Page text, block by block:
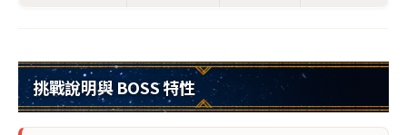
挑戰說明與 BOSS 特性